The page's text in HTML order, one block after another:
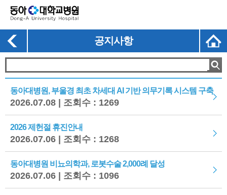
공지사항
동아대병원, 부울경 최초 차세대 AI 기반 의무기록 시스템 구축
2026.07.08 | 조회수 : 1269
2026 제헌절 휴진안내
2026.07.06 | 조회수 : 1268
동아대병원 비뇨의학과, 로봇수술 2,000례 달성
2026.07.06 | 조회수 : 1096